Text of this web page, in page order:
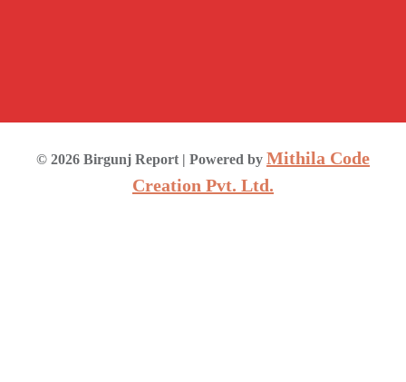
© 2026 Birgunj Report | Powered by Mithila Code
Creation Pvt. Ltd.